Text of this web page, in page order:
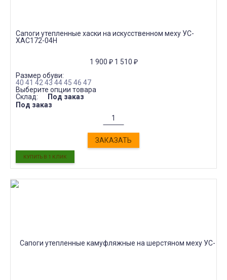
Сапоги утепленные хаски на искусственном меху УС-
ХАС172-04Н
1 900 ₽ 1 510 ₽
Размер обуви:
40 41 42 43 4445 46 47
Выберите опции товара
Склад:
Под заказ
Под заказ
ЗАКАЗАТЬ